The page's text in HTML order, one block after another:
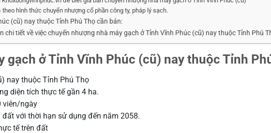
hình thức chuyển nhượng cổ phần công ty, pháp lý sạch.
(cũ) nay thuộc Tỉnh Phú Thọ cần bán:
chi tiết về việc chuyển nhượng nhà máy gạch ở Tỉnh Vĩnh Phúc (cũ) nay thuộc Tỉnh Phú
gạch ở Tỉnh Vĩnh Phúc (cũ) nay thuộc Tỉnh
nay thuộc Tỉnh Phú Thọ
diện tích thực tế gần 4 ha.
viên/ngày
với thời hạn sử dụng đến năm 2058.
tế trên đất